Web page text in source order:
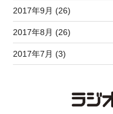
2017年9月 (26)
2017年8月 (26)
2017年7月 (3)